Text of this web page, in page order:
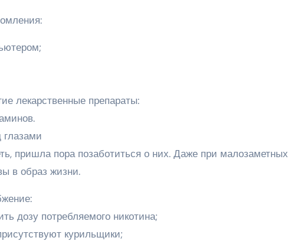
лекарственные препараты:
глазами
пришла пора позаботиться о них. Даже при малозаметных
в образ жизни.
дозу потребляемого никотина;
курильщики;